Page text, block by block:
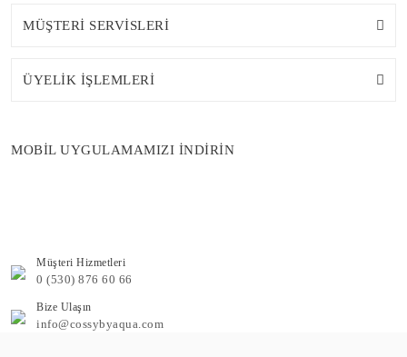
MÜŞTERİ SERVİSLERİ
ÜYELİK İŞLEMLERİ
MOBİL UYGULAMAMIZI İNDİRİN
Müşteri Hizmetleri
0 (530) 876 60 66
Bize Ulaşın
info@cossybyaqua.com